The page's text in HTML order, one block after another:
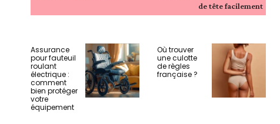
de tête facilement
Assurance
pour fauteuil
roulant
électrique :
comment
bien protéger
votre
équipement
Où trouver
une culotte
de règles
française ?